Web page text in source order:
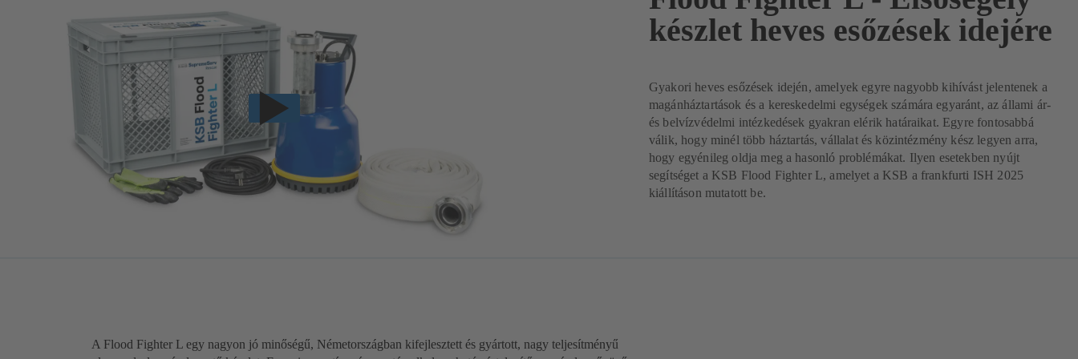
készlet heves esőzések idejére
Gyakori heves esőzések idején, amelyek egyre nagyobb kihívást jelentenek a
magánháztartások és a kereskedelmi egységek számára egyaránt, az állami ár-
és belvízvédelmi intézkedések gyakran elérik határaikat. Egyre fontosabbá
válik, hogy minél több háztartás, vállalat és közintézmény kész legyen arra,
hogy egyénileg oldja meg a hasonló problémákat. Ilyen esetekben nyújt
segítséget a KSB Flood Fighter L, amelyet a KSB a frankfurti ISH 2025
kiállításon mutatott be.
A Flood Fighter L egy nagyon jó minőségű, Németországban kifejlesztett és gyártott, nagy teljesítményű